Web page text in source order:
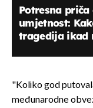
Potresna
umjetnost:
tragedija ikad
"Koliko god
međunarodne